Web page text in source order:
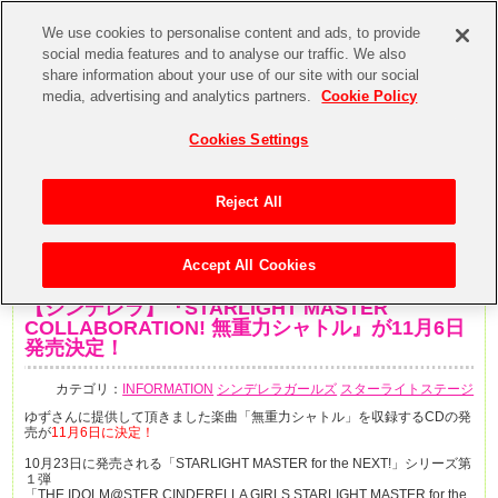
【シンデレラ】『STARLIGHT MASTER
COLLABORATION! 無重力シャトル』が11月6日
発売決定！
カテゴリ： INFORMATION シンデレラガールズ スターライトステージ
ゆずさんに提供して頂きました楽曲「無重力シャトル」を収録するCDの発
売が11月6日に決定！
10月23日に発売される「STARLIGHT MASTER for the NEXT!」シリーズ第
１弾
「THE IDOLM@STER CINDERELLA GIRLS STARLIGHT MASTER for the
We use cookies to personalise content and ads, to provide
social media features and to analyse our traffic. We also
share information about your use of our site with our social
media, advertising and analytics partners.
Cookie Policy
Cookies Settings
Reject All
Accept All Cookies